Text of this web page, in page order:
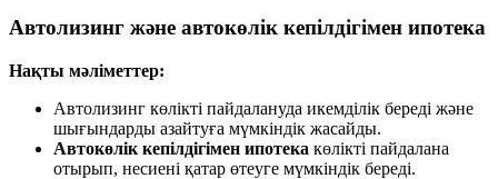
Автолизинг және автокөлік кепілдігімен ипотека
Нақты мәліметтер:
Автолизинг көлікті пайдалануда икемділік береді және
шығындарды азайтуға мүмкіндік жасайды.
Автокөлік кепілдігімен ипотека көлікті пайдалана
отырып, несиені қатар өтеуге мүмкіндік береді.